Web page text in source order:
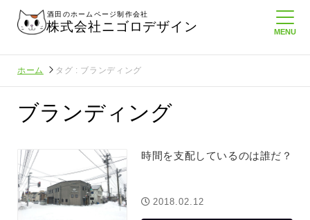
酒田のホームページ制作会社
株式会社ニゴロデザイン
ホーム タグ : ブランディング
ブランディング
時間を支配しているのは誰だ？
2018.02.12